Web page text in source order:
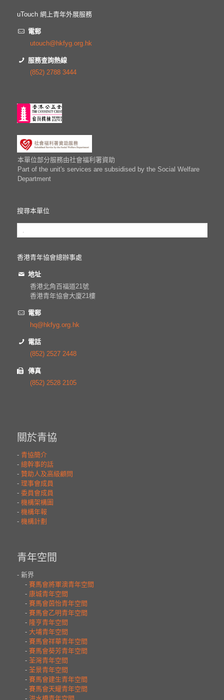
uTouch 網上青年外展服務
電郵
utouch@hkfyg.org.hk
服務查詢熱線
(852) 2788 3444
本單位部分服務由社會福利署資助
Part of the unit's services are subsidised by the Social Welfare
Department
搜尋本單位
香港青年協會總辦事處
地址
香港北角百福道21號
香港青年協會大廈21樓
電郵
hq@hkfyg.org.hk
電話
(852) 2527 2448
傳真
(852) 2528 2105